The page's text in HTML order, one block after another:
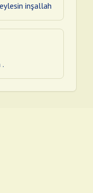
inşallah